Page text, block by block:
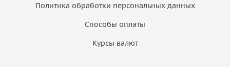
Политика обработки персональных данных
Способы оплаты
Курсы валют